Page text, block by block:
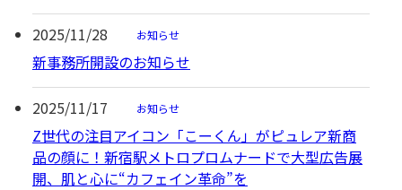
2025/11/28 お知らせ
新事務所開設のお知らせ
2025/11/17 お知らせ
Z世代の注目アイコン「こーくん」がピュレア新商
品の顔に！新宿駅メトロプロムナードで大型広告展
開、肌と心に“カフェイン革命”を